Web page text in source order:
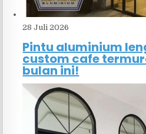
28 Juli 2026
Pintu aluminium
custom cafe
bulan ini!